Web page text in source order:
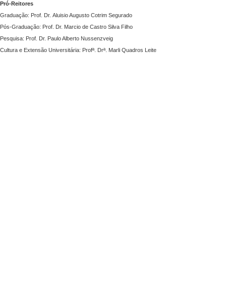
Pró-Reitores
Graduação: Prof. Dr. Aluisio Augusto Cotrim Segurado
Pós-Graduação: Prof. Dr. Marcio de Castro Silva Filho
Pesquisa: Prof. Dr. Paulo Alberto Nussenzveig
Cultura e Extensão Universitária: Profª. Drª. Marli Quadros Leite